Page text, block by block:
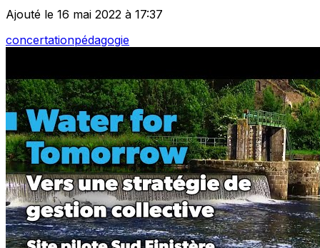
Ajouté le 16 mai 2022 à 17:37
concertationpédagogie